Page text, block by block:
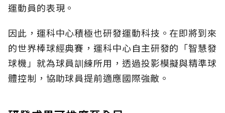
運動員的表現。
因此，運科中心積極也研發運動科技。在即將到來
的世界棒球經典賽，運科中心自主研發的「智慧發
球機」就為球員訓練所用，透過投影模擬與精準球
體控制，協助球員提前適應國際強敵。